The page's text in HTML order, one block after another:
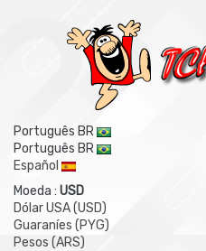
Português BR
Português BR
Español
Moeda : USD
Dólar USA (USD)
Guaraníes (PYG)
Pesos (ARS)